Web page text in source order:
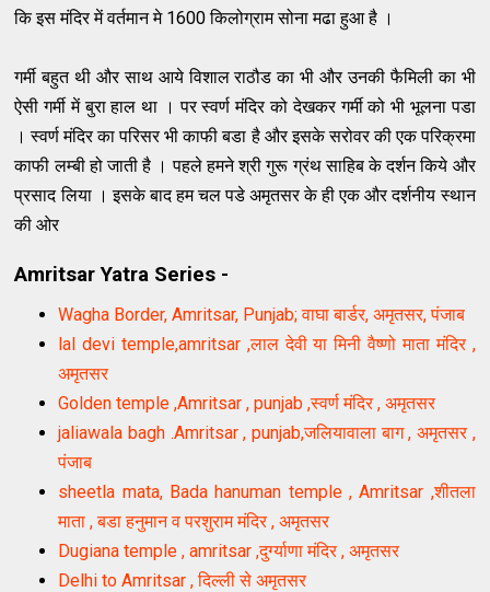
कि इस मंदिर में वर्तमान मे 1600 किलोग्राम सोना मढा हुआ है ।
गर्मी बहुत थी और साथ आये विशाल राठौड का भी और उनकी फैमिली का भी
ऐसी गर्मी में बुरा हाल था । पर स्वर्ण मंदिर को देखकर गर्मी को भी भूलना पडा
। स्वर्ण मंदिर का परिसर भी काफी बडा है और इसके सरोवर की एक परिक्रमा
काफी लम्बी हो जाती है । पहले हमने श्री गुरू ग्रंथ साहिब के दर्शन किये और
प्रसाद लिया । इसके बाद हम चल पडे अमृतसर के ही एक और दर्शनीय स्थान
की ओर
Amritsar Yatra Series -
Wagha Border, Amritsar, Punjab; वाघा बार्डर, अमृतसर, पंजाब
lal devi temple,amritsar ,लाल देवी या मिनी वैष्णो माता मंदिर ,
अमृतसर
Golden temple ,Amritsar , punjab ,स्वर्ण मंदिर , अमृतसर
jaliawala bagh .Amritsar , punjab,जलियावाला बाग , अमृतसर ,
पंजाब
sheetla mata, Bada hanuman temple , Amritsar ,शीतला
माता , बडा हनुमान व परशुराम मंदिर , अमृतसर
Dugiana temple , amritsar ,दुर्ग्याणा मंदिर , अमृतसर
Delhi to Amritsar , दिल्ली से अमृतसर